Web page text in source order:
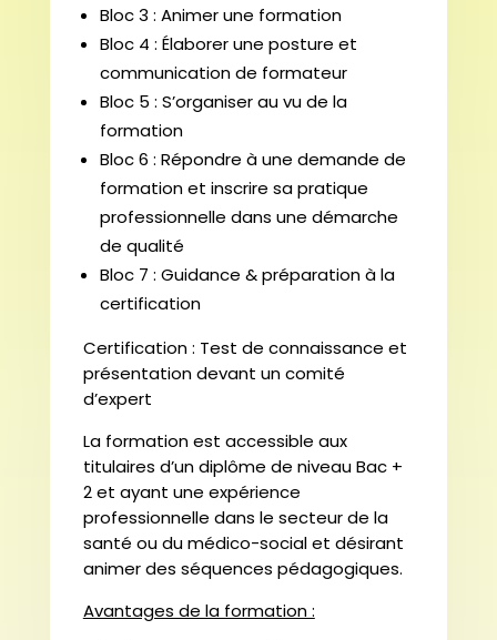
Bloc 3 : Animer une formation
Bloc 4 : Élaborer une posture et
communication de formateur
Bloc 5 : S’organiser au vu de la
formation
Bloc 6 : Répondre à une demande de
formation et inscrire sa pratique
professionnelle dans une démarche
de qualité
Bloc 7 : Guidance & préparation à la
certification
Certification : Test de connaissance et
présentation devant un comité
d’expert
La formation est accessible aux
titulaires d’un diplôme de niveau Bac +
2 et ayant une expérience
professionnelle dans le secteur de la
santé ou du médico-social et désirant
animer des séquences pédagogiques.
Avantages de la formation :